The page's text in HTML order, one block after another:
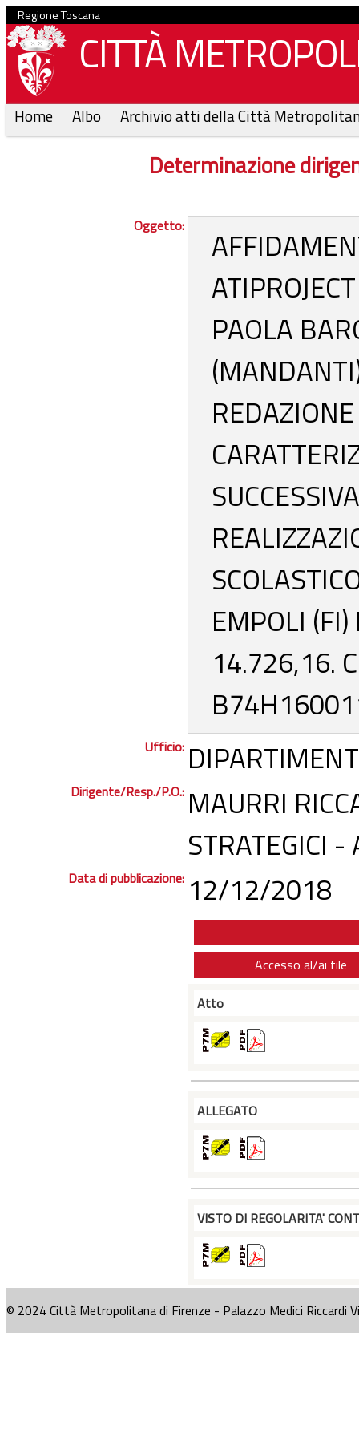
Regione Toscana
CITTÀ
Home Albo Archivio atti della Città
Determinazione
Oggetto:
PAOLA
EMPOLI
14.726,16.
Ufficio:
Dirigente/Resp./P.O.: MAURRI
STRATEGICI
Data di pubblicazione: 12/12/2018
Accesso al/ai file
Atto
ALLEGATO
VISTO DI REGOLARITA'
© 2024 Città Metropolitana di Firenze - Palazzo Medici Riccardi